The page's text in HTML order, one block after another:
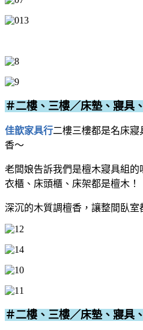
＃二樓、三樓／床墊、寢具
佳歆家具行二樓三樓都是名床
香～
老闆娘告訴我們是檀木寢具組
衣櫃、床頭櫃、床架都是檀木！
深沉的木質調檀香，讓整間臥室
＃二樓、三樓／床墊、寢具